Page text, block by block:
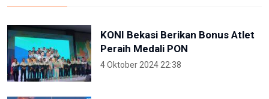
KONI Bekasi Berikan Bonus Atlet
Peraih Medali PON
4 Oktober 2024 22:38